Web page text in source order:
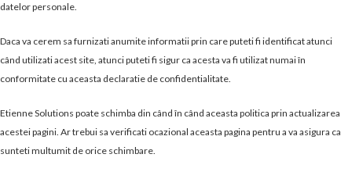
datelor personale.
Daca va cerem sa furnizati anumite informatii prin care puteti fi identificat atunci
când utilizati acest site, atunci puteti fi sigur ca acesta va fi utilizat numai în
conformitate cu aceasta declaratie de confidentialitate.
Etienne Solutions poate schimba din când în când aceasta politica prin actualizarea
acestei pagini. Ar trebui sa verificati ocazional aceasta pagina pentru a va asigura ca
sunteti multumit de orice schimbare.